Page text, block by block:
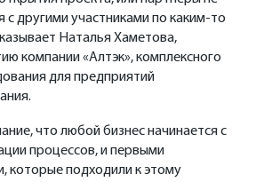
с другими участниками по каким-то
Наталья Хаметова,
компании «Алтэк», комплексного
для предприятий
что любой бизнес начинается с
процессов, и первыми
которые подходили к этому